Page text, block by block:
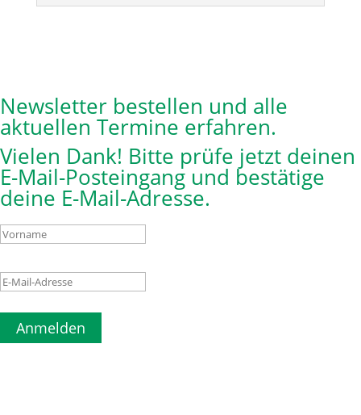
Newsletter bestellen und alle
aktuellen Termine erfahren.
Vielen Dank! Bitte prüfe jetzt deinen
E-Mail-Posteingang und bestätige
deine E-Mail-Adresse.
Anmelden